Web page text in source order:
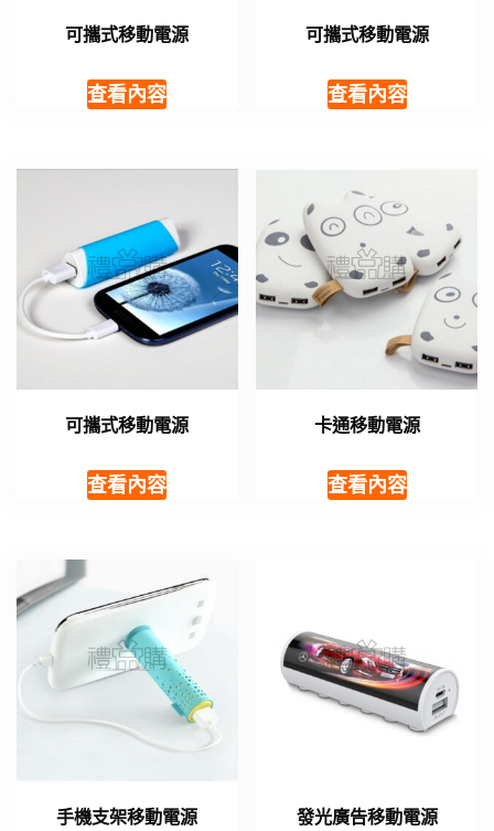
可攜式移動電源
查看內容
可攜式移動電源
查看內容
可攜式移動電源
查看內容
卡通移動電源
查看內容
手機支架移動電源 發光廣告移動電源